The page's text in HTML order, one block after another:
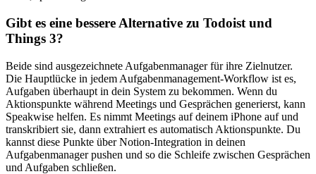
Gibt es eine bessere Alternative zu Todoist und
Things 3?
Beide sind ausgezeichnete Aufgabenmanager für ihre Zielnutzer.
Die Hauptlücke in jedem Aufgabenmanagement-Workflow ist es,
Aufgaben überhaupt in dein System zu bekommen. Wenn du
Aktionspunkte während Meetings und Gesprächen generierst, kann
Speakwise helfen. Es nimmt Meetings auf deinem iPhone auf und
transkribiert sie, dann extrahiert es automatisch Aktionspunkte. Du
kannst diese Punkte über Notion-Integration in deinen
Aufgabenmanager pushen und so die Schleife zwischen Gesprächen
und Aufgaben schließen.